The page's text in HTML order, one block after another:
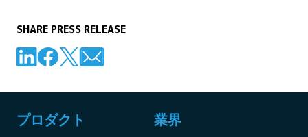
SHARE PRESS RELEASE
プロダクト 業界